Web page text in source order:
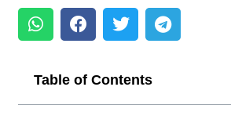
Table of Contents